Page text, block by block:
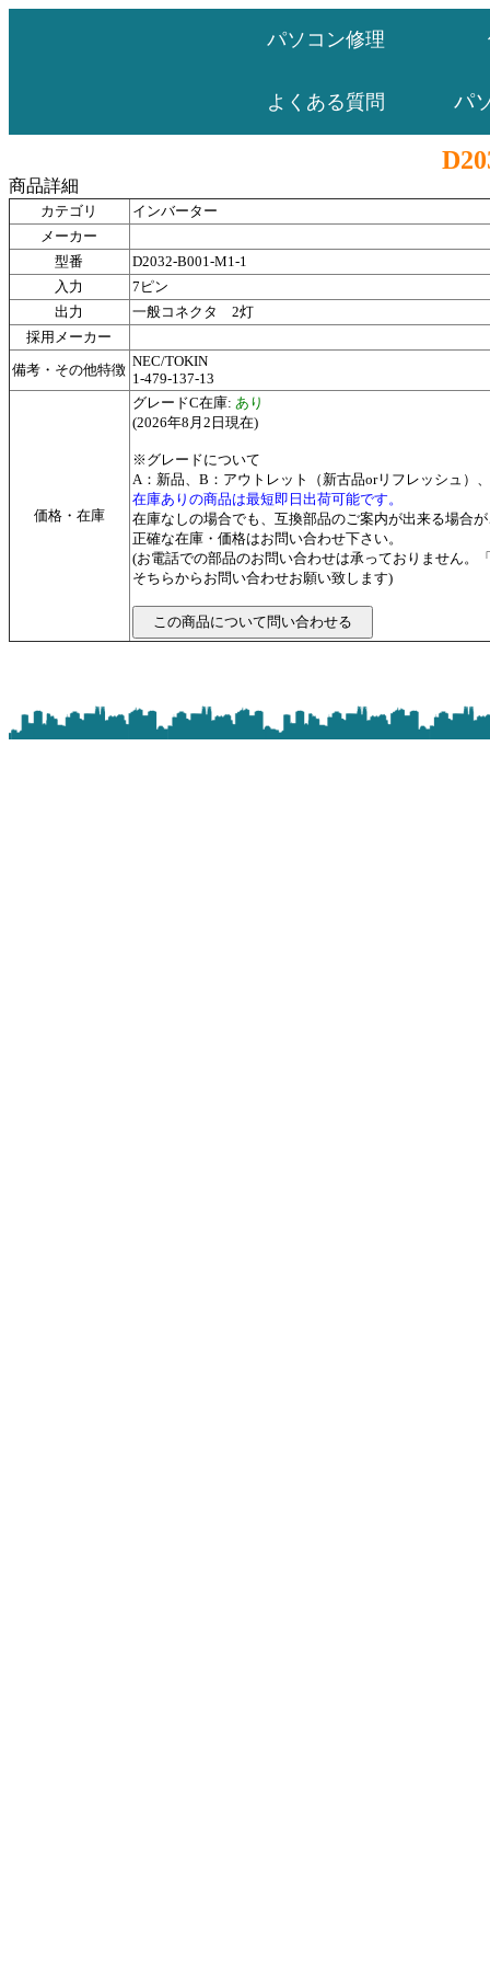
パソコン修理
よくある質問 パ
商品詳細
カテゴリ
インバーター
メーカー
型番
D2032-B001-M1-1
入力
7ピン
出力
一般コネクタ 2灯
採用メーカー
備考・その他特徴
NEC/TOKIN
1-479-137-13
価格・在庫
グレードC在庫: あり
(2026年8月2日現在)
※グレードについて
A：新品、B：アウトレット（新古品orリフレッシュ）
在庫ありの商品は最短即日出荷可能です。
在庫なしの場合でも、互換部品のご案内が出来る場合
正確な在庫・価格はお問い合わせ下さい。
(お電話での部品のお問い合わせは承っておりません。
そちらからお問い合わせお願い致します)